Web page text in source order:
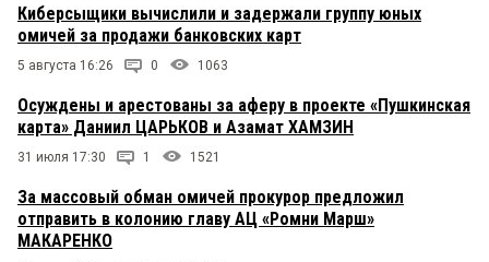
Киберсыщики вычислили и задержали группу юных
омичей за продажи банковских карт
5 августа 16:26 0 1063
Осуждены и арестованы за аферу в проекте «Пушкинская
карта» Даниил ЦАРЬКОВ и Азамат ХАМЗИН
31 июля 17:30 1 1521
За массовый обман омичей прокурор предложил
отправить в колонию главу АЦ «Ромни Марш»
МАКАРЕНКО